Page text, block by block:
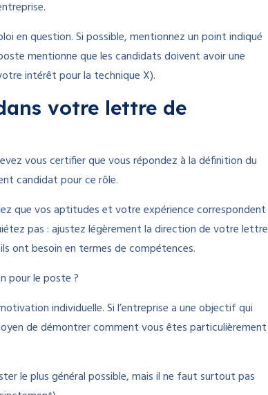
en question. Si possible, mentionnez un point indiqué
mentionne que les candidats doivent avoir une
intérêt pour la technique X).
votre lettre de
vous certifier que vous répondez à la définition du
candidat pour ce rôle.
que vos aptitudes et votre expérience correspondent
pas : ajustez légèrement la direction de votre lettre
ont besoin en termes de compétences.
pour le poste ?
individuelle. Si l’entreprise a une objectif qui
de démontrer comment vous êtes particulièrement
le plus général possible, mais il ne faut surtout pas